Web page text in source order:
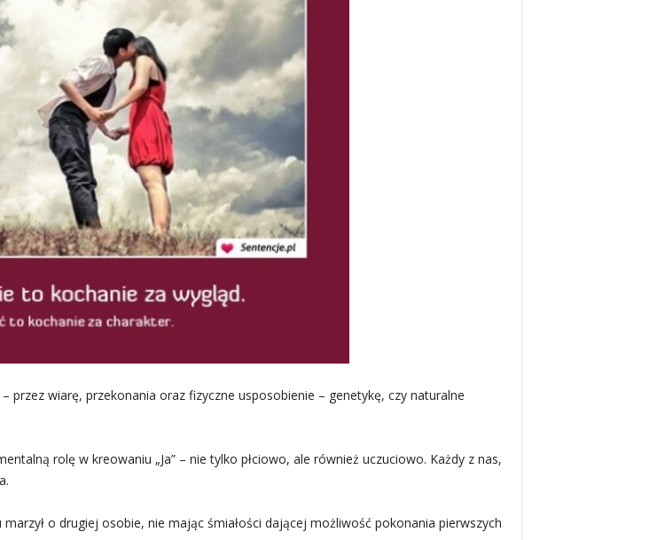
przez wiarę, przekonania oraz fizyczne usposobienie – genetykę, czy naturalne
rolę w kreowaniu „Ja” – nie tylko płciowo, ale również uczuciowo. Każdy z nas,
o drugiej osobie, nie mając śmiałości dającej możliwość pokonania pierwszych